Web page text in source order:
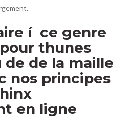
í ce genre
thunes
de la maille
nos principes
en ligne